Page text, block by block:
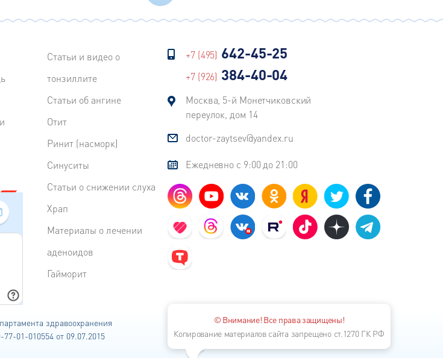
Статьи и видео о
тонзиллите
Статьи об ангине
Отит
Ринит (насморк)
Синуситы
Статьи о снижении слуха
Храп
Материалы о лечении
аденоидов
Гайморит
+7 (495) 642-45-25
+7 (926) 384-40-04
Москва, 5-й Монетчиковский
переулок, дом 14
doctor-zaytsev@yandex.ru
Ежедневно с 9:00 до 21:00
здравоохранения
01-010554 от 09.07.2015
© Внимание! Все права защищены!
Копирование материалов сайта запрещено ст.1270 ГК РФ